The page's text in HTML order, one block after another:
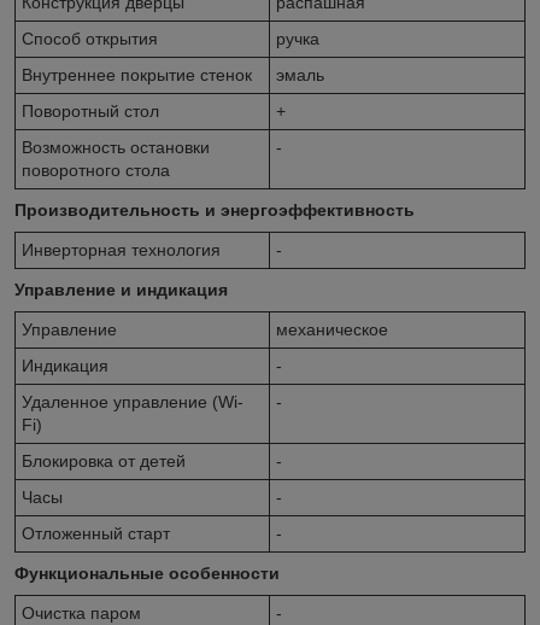
Способ открытия
ручка
Внутреннее покрытие стенок
эмаль
Поворотный стол
+
Возможность остановки
поворотного стола
-
Производительность и энергоэффективность
Инверторная технология -
Управление и индикация
Управление
механическое
Индикация
-
Удаленное управление (Wi-
Fi)
-
Блокировка от детей
-
Часы
-
Отложенный старт
-
Функциональные особенности
Очистка паром
-